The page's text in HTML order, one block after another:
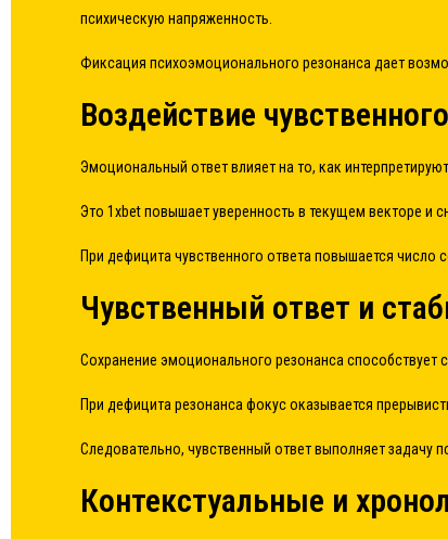
психическую напряженность.
Фиксация психоэмоционального резонанса дает
Воздействие
Эмоциональный ответ влияет на то, как
Это 1xbet повышает уверенность в текущем векторе
При дефицита чувственного ответа повышается
Чувственный ответ и
Сохранение эмоционального резонанса способствует
При дефицита резонанса фокус оказывается
Следовательно, чувственный ответ выполняет задачу
Контекстуальные и